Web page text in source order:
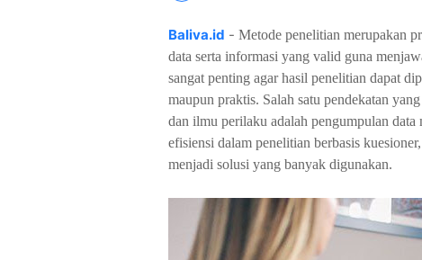
Baliva.id - Metode penelitian merupakan
data serta informasi yang valid guna
sangat penting agar hasil penelitian dapat
maupun praktis. Salah satu pendekatan
dan ilmu perilaku adalah pengumpulan
efisiensi dalam penelitian berbasis kuesioner,
menjadi solusi yang banyak digunakan.